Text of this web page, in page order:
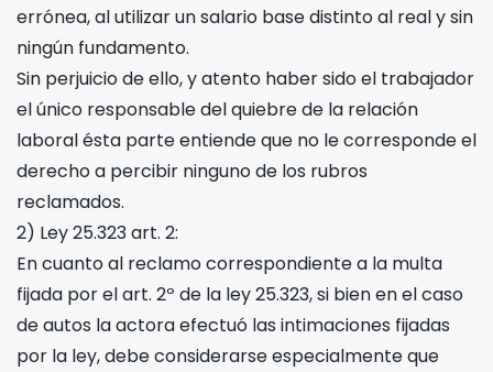
errónea, al utilizar un salario base distinto al real y sin
ningún fundamento.
Sin perjuicio de ello, y atento haber sido el trabajador
el único responsable del quiebre de la relación
laboral ésta parte entiende que no le corresponde el
derecho a percibir ninguno de los rubros
reclamados.
2) Ley 25.323 art. 2:
En cuanto al reclamo correspondiente a la multa
fijada por el art. 2º de la ley 25.323, si bien en el caso
de autos la actora efectuó las intimaciones fijadas
por la ley, debe considerarse especialmente que